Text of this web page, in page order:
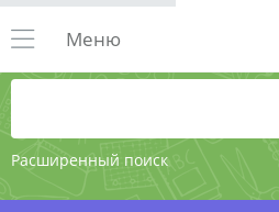
Расширенный поиск
Меню